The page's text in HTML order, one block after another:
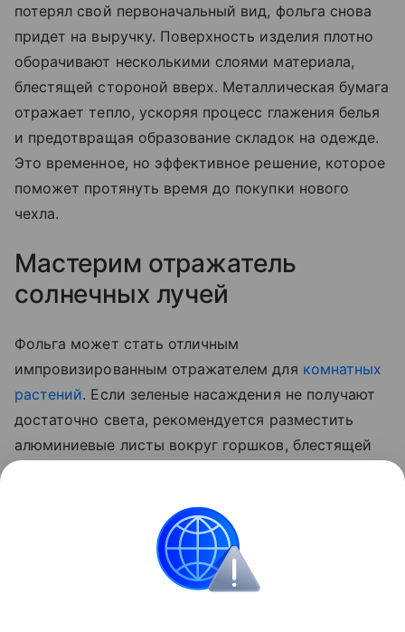
потерял свой первоначальный вид, фольга снова
придет на выручку. Поверхность изделия плотно
оборачивают несколькими слоями материала,
блестящей стороной вверх. Металлическая бумага
отражает тепло, ускоряя процесс глажения белья
и предотвращая образование складок на одежде.
Это временное, но эффективное решение, которое
поможет протянуть время до покупки нового
чехла.
Мастерим отражатель
солнечных лучей
Фольга может стать отличным
импровизированным отражателем для комнатных
растений. Если зеленые насаждения не получают
достаточно света, рекомендуется разместить
алюминиевые листы вокруг горшков, блестящей
дополнительное освещение и способствуя их